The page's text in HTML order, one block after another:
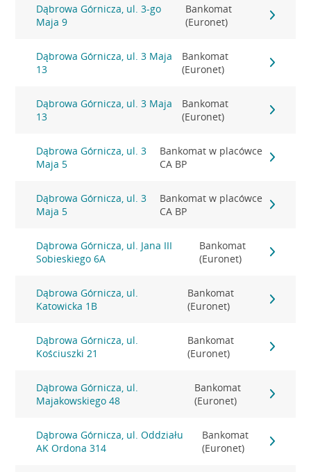
Dąbrowa Górnicza, ul. 3-go
Maja 9
Bankomat
(Euronet)
Dąbrowa Górnicza, ul. 3 Maja
13
Bankomat
(Euronet)
Dąbrowa Górnicza, ul. 3 Maja
13
Bankomat
(Euronet)
Dąbrowa Górnicza, ul. 3
Maja 5
Bankomat w placówce
CA BP
Dąbrowa Górnicza, ul. 3
Maja 5
Bankomat w placówce
CA BP
Dąbrowa Górnicza, ul. Jana III
Sobieskiego 6A
Bankomat
(Euronet)
Dąbrowa Górnicza, ul.
Katowicka 1B
Bankomat
(Euronet)
Dąbrowa Górnicza, ul.
Kościuszki 21
Bankomat
(Euronet)
Dąbrowa Górnicza, ul.
Majakowskiego 48
Bankomat
(Euronet)
Dąbrowa Górnicza, ul. Oddziału
AK Ordona 314
Bankomat
(Euronet)